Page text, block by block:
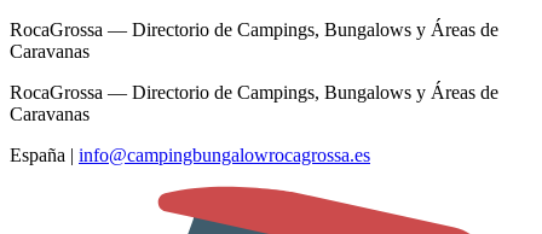
RocaGrossa — Directorio de Campings, Bungalows y Áreas de
Caravanas
RocaGrossa — Directorio de Campings, Bungalows y Áreas de
Caravanas
España | info@campingbungalowrocagrossa.es